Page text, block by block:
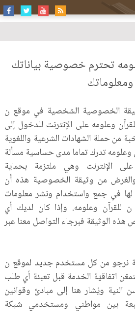
تحترم خصوصية بياناتك
ومعلوماتك
الخصوصية الشخصية في موقع ن
وعلومه على الإنترنت للدخول إلى
من حملة الشهادات الشرعية واللغوية
وعلومه تدرك تماما مدى حساسية مسألة
الإنترنت وهي ملتزمة بحماية
من وثيقة الخصوصية هذه أن
لها في جمع واستخدام ونشر معلومات
للقرآن وعلومه. وإذا كان لديك أي
الوثيقة فبرجاء التواصل معنا عبر
نرجو من كل مستخدم جديد لموقع ن
اتفاقيّة الخدمة قبل تعبئة أي طلب
ويُشار هنا إلى مبادئ وقوانين
بين مواطني ومستخدمي شبكة